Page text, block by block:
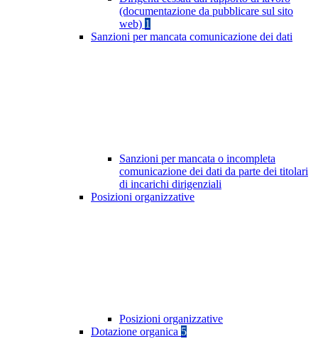
(documentazione da pubblicare sul sito
web) 1
Sanzioni per mancata comunicazione dei dati
Sanzioni per mancata o incompleta
comunicazione dei dati da parte dei titolari
di incarichi dirigenziali
Posizioni organizzative
Posizioni organizzative
Dotazione organica 5